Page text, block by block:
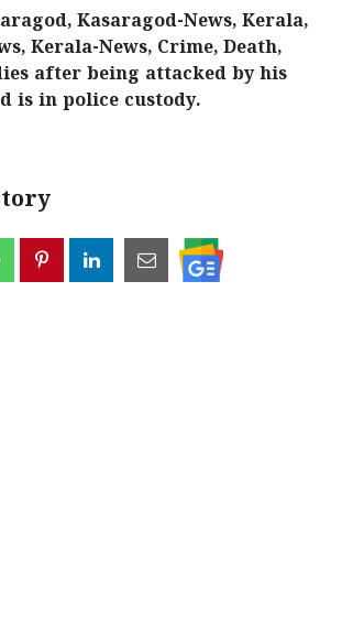
Kasaragod-News, Kerala,
Kerala-News, Crime, Death,
after being attacked by his
is in police custody.